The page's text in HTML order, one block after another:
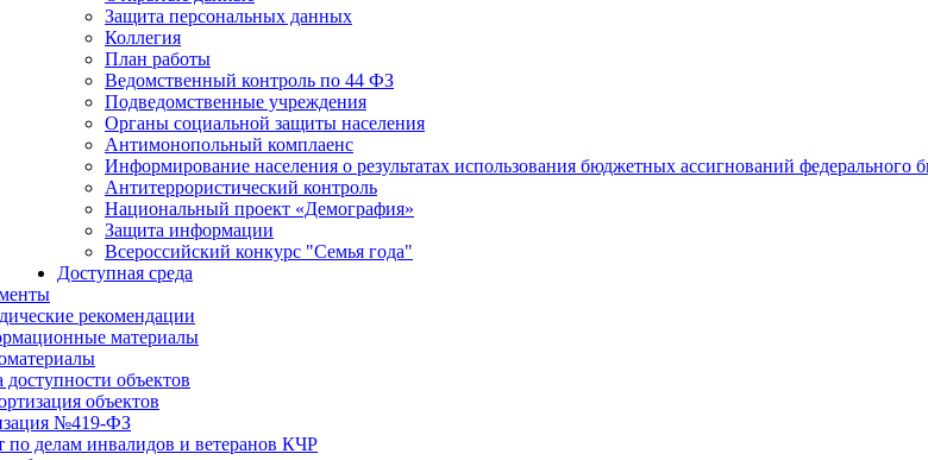
Защита персональных данных
Коллегия
План работы
Ведомственный контроль по 44 ФЗ
Подведомственные учреждения
Органы социальной защиты населения
Антимонопольный комплаенс
Информирование населения о результатах использования бюджетных ассигнований федерального
Антитеррористический контроль
Национальный проект «Демография»
Защита информации
Всероссийский конкурс "Семья года"
Доступная среда
рекомендации
материалы
доступности объектов
объектов
№419-ФЗ
по делам инвалидов и ветеранов КЧР